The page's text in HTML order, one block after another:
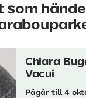
som
Chiara
Vacui
Pågår till 4